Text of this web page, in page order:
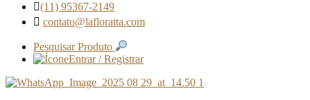
(11) 95367-2149
contato@lafloratta.com
Pesquisar Produto
Entrar / Registrar